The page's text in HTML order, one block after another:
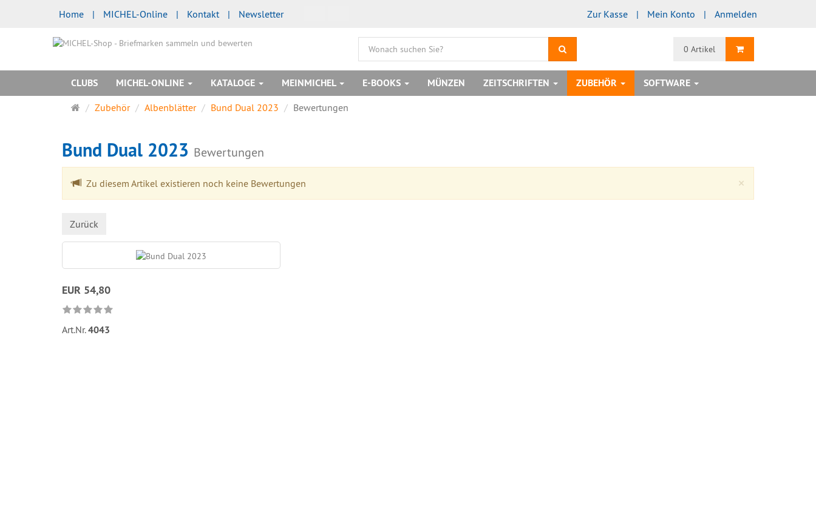
Home | MICHEL-Online | Kontakt | Newsletter Zur Kasse Mein Konto Anmelden
0 Artikel Warenkorb
CLUBS MICHEL-ONLINE KATALOGE MEINMICHEL E-BOOKS MÜNZEN ZEITSCHRIFTEN ZUBEHÖR SOFTWARE
Startseite
Zubehör Albenblätter Bund Dual 2023 Bewertungen
Bund Dual 2023 Bewertungen
×
Zu diesem Artikel existieren noch keine Bewertungen
Zurück
EUR 54,80
Art.Nr.4043